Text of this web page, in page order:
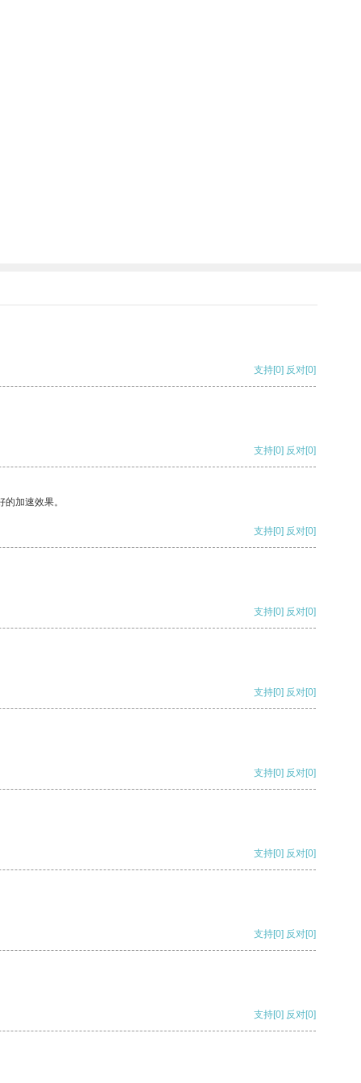
支持[0] 反对[0]
支持[0] 反对[0]
加速效果。
支持[0] 反对[0]
支持[0] 反对[0]
支持[0] 反对[0]
支持[0] 反对[0]
支持[0] 反对[0]
支持[0] 反对[0]
支持[0] 反对[0]